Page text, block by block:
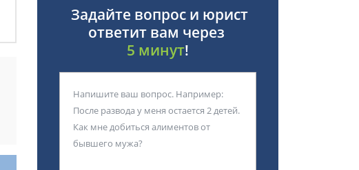
Задайте вопрос и юрист
ответит вам через
5 минут!